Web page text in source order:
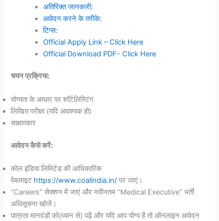
अतिरिक्त जानकारी:
आवेदन करने के तरीके:
टिप्स:
Official Apply Link – Click Here
Official Download PDF- Click Here
चयन प्रक्रिया:
योग्यता के आधार पर शॉर्टलिस्टिंग
लिखित परीक्षा (यदि आवश्यक हो)
साक्षात्कार
आवेदन कैसे करें:
कोल इंडिया लिमिटेड की आधिकारिक
वेबसाइट https://www.coalindia.in/पर जाएं।
“Careers” सेक्शन में जाएं और नवीनतम “Medical Executive” भर्ती
अधिसूचना खोजें।
पात्रता मानदंडों को(ध्यान से) पढ़ें और यदि आप योग्य हैं तो ऑनलाइन आवेदन